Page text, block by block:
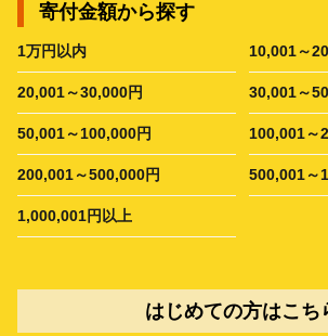
寄付金額から探す
1万円以内 10,001～
20,001～30,000円 30,001～
50,001～100,000円 100,001～
200,001～500,000円 500,001～
1,000,001円以上
はじめての方はこち